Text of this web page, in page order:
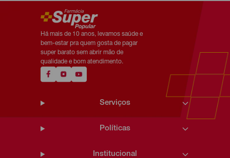
Há mais de 10 anos, levamos saúde e
bem-estar pra quem gosta de pagar
super barato sem abrir mão de
qualidade e bom atendimento.
Serviços
Políticas
Institucional